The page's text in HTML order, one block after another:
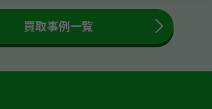
買取事例一覧